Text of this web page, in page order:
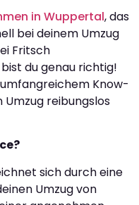
in Wuppertal, das
bei deinem Umzug
Fritsch
du genau richtig!
Know-
Umzug reibungslos
sich durch eine
Umzug von